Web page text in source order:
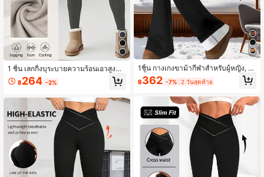
1 ชิ้น เลกกิ้งบุระบายความร้อนเอวสูงสำ
หรับผู้หญิง - กางเกงระบายความร้อนห
นานุ่มยืดหยุ่น เหมาะสำหรับสวมใส่กลา
หนาและอบอุ่น, ซับในนุ่ม, วัสดุยืดหยุ่น,
ทางเลือกที่เหมาะสำหรับผู้ที่ชื่นชอบอาก
าศหนาวเย็น, กีฬาฤดูหนาว
฿264 -2%
1ชิ้น กางเกงขาม้ากีฬาสำหรับผู้หญิง, เล
กกิ้งบุผ้าหนาให้ความอบอุ่น, กางเกงขา
ยาวรัดรูปเอวสูงยืดหยุ่นสำหรับฤดูหนาว
฿362 -7% 2 วันสุดท้าย